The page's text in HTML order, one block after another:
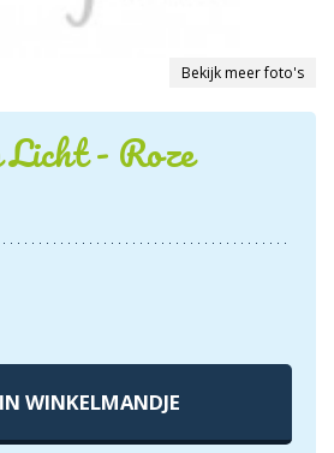
Bekijk meer foto's
- Roze
IN WINKELMANDJE